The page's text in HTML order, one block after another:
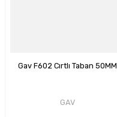
Gav F602 Cırtlı Taban 50MM
GAV